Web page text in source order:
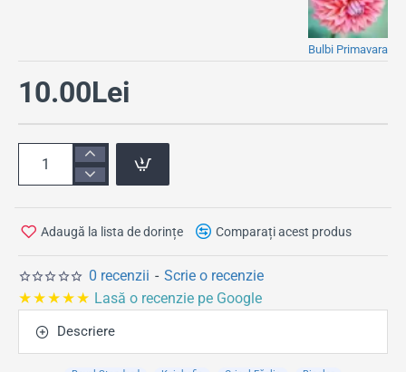
Bulbi Primavara
0 recenzii - Scrie o recenzie
10.00Lei
Adaugă la lista de dorințe Comparați acest produs
★★★★★ Lasă o recenzie pe Google
Descriere